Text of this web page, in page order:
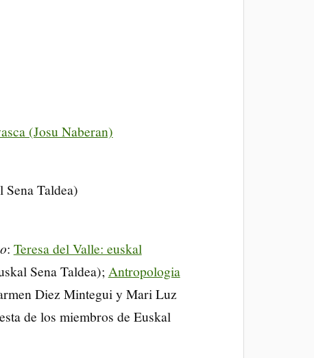
(Josu Naberan)
Sena Taldea)
: Teresa del Valle: euskal
Sena Taldea); Antropologia
Diez Mintegui y Mari Luz
de los miembros de Euskal